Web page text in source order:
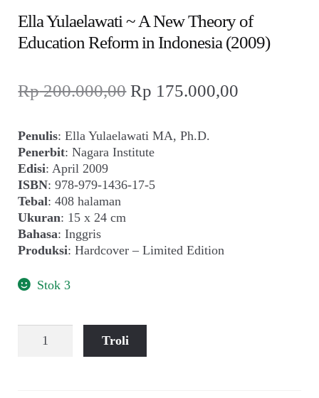
Ella Yulaelawati ~ A New Theory of
Education Reform in Indonesia (2009)
Rp200.000,00Harga
adalah:
Rp 200.000,00.
Rp 175.000,00
Penulis: Ella Yulaelawati MA, Ph.D.
Penerbit: Nagara Institute
Edisi: April 2009
ISBN: 978-979-1436-17-5
Tebal: 408 halaman
Ukuran: 15 x 24 cm
Bahasa: Inggris
Produksi: Hardcover – Limited Edition
Stok 3
Troli